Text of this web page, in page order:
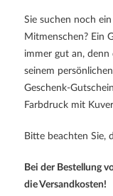
Sie suchen noch
Mitmenschen? Ein
immer gut an, denn
seinem
Geschenk-
Farbdruck mit
Bitte beachten Sie,
Bei der Bestellung
die Versandkosten!